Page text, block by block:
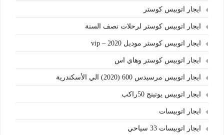
ايجار اتوبيس كوستر
ايجار اتوبيس كوستر لرحلات نصف السنة
ايجار اتوبيس كوستر موديل 2020 – vip
ايجار اتوبيس كوستر وهاي اس
ايجار اتوبيس مرسيدس 600 (2020) الي الأسكندرية
ايجار اتوبيس يوتينج 50راكب
ايجار اتوبيسات
ايجار اتوبيسات 33 سياحي